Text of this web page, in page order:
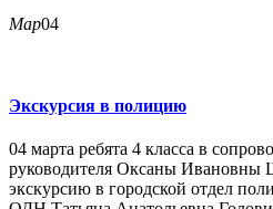
Мар04
Экскурсия в полицию
04 марта ребята 4 класса в
руководителя Оксаны Ивановны
экскурсию в городской отдел